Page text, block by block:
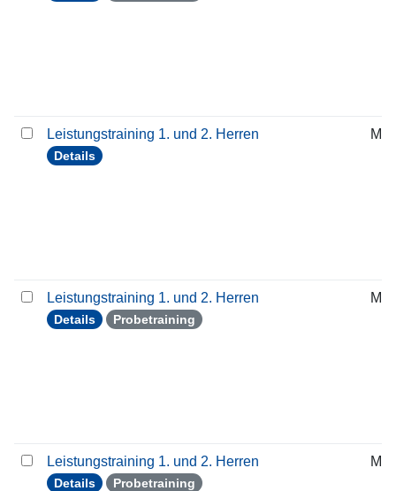
Leistungstraining 1. und 2. Herren
Details
Leistungstraining 1. und 2. Herren
Details Probetraining
Leistungstraining 1. und 2. Herren
Details Probetraining